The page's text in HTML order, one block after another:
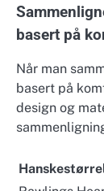
basert på
Når man
basert på
design og